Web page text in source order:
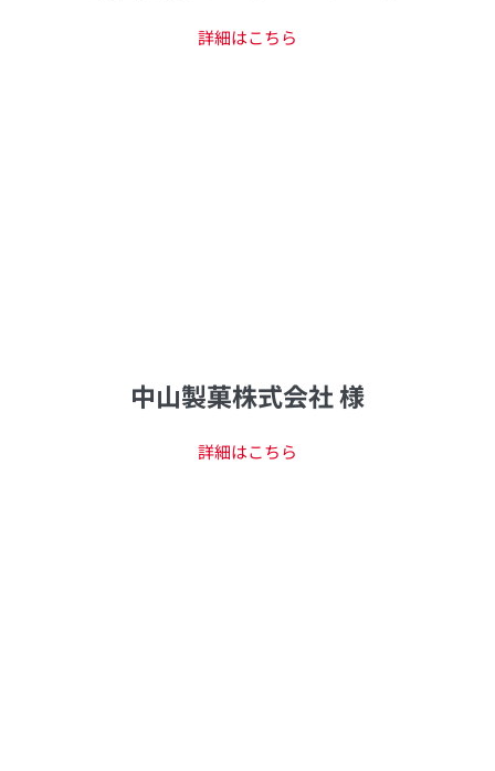
詳細はこちら
中山製菓株式会社 様
詳細はこちら